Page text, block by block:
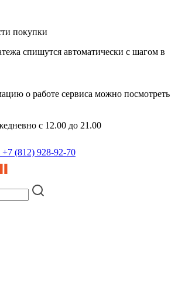
покупки
спишутся автоматически с шагом в
о работе сервиса можно посмотреть
с 12.00 до 21.00
+7 (812) 928-92-70